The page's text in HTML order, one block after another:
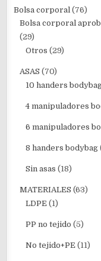
Bolsa corporal (76)
Bolsa corporal
(29)
Otros (29)
ASAS (70)
10 handers
4 manipuladores
6 manipuladores
8 handers bodybag
Sin asas (18)
MATERIALES (63)
LDPE (1)
PP no tejido (5)
No tejido+PE (11)